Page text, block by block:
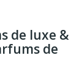
de luxe &
de